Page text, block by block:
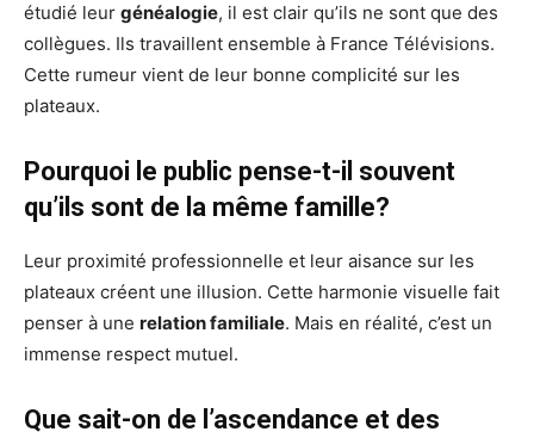
étudié leur généalogie, il est clair qu’ils ne sont que des
collègues. Ils travaillent ensemble à France Télévisions.
Cette rumeur vient de leur bonne complicité sur les
plateaux.
Pourquoi le public pense-t-il souvent
qu’ils sont de la même famille?
Leur proximité professionnelle et leur aisance sur les
plateaux créent une illusion. Cette harmonie visuelle fait
penser à une relation familiale. Mais en réalité, c’est un
immense respect mutuel.
Que sait-on de l’ascendance et des